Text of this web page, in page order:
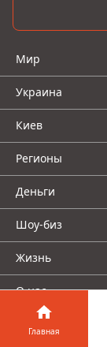
Мир
Украина
Киев
Регионы
Деньги
Шоу-биз
Жизнь
О нас
Главная